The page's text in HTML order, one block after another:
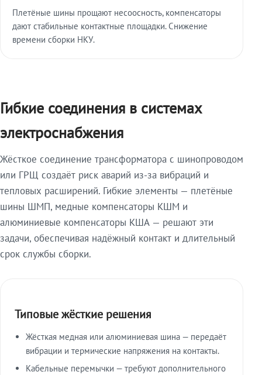
Плетёные шины прощают несоосность, компенсаторы
дают стабильные контактные площадки. Снижение
времени сборки НКУ.
Гибкие соединения в системах
электроснабжения
Жёсткое соединение трансформатора с шинопроводом
или ГРЩ создаёт риск аварий из-за вибраций и
тепловых расширений. Гибкие элементы — плетёные
шины ШМП, медные компенсаторы КШМ и
алюминиевые компенсаторы КША — решают эти
задачи, обеспечивая надёжный контакт и длительный
срок службы сборки.
Типовые жёсткие решения
Жёсткая медная или алюминиевая шина — передаёт
вибрации и термические напряжения на контакты.
Кабельные перемычки — требуют дополнительного